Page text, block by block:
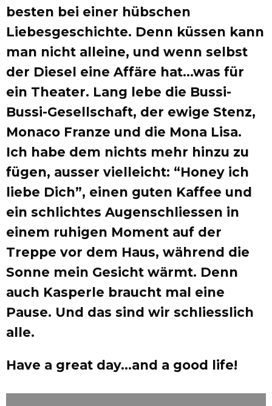
besten bei einer hübschen
Liebesgeschichte. Denn küssen kann
man nicht alleine, und wenn selbst
der Diesel eine Affäre hat…was für
ein Theater. Lang lebe die Bussi-
Bussi-Gesellschaft, der ewige Stenz,
Monaco Franze und die Mona Lisa.
Ich habe dem nichts mehr hinzu zu
fügen, ausser vielleicht: “Honey ich
liebe Dich”, einen guten Kaffee und
ein schlichtes Augenschliessen in
einem ruhigen Moment auf der
Treppe vor dem Haus, während die
Sonne mein Gesicht wärmt. Denn
auch Kasperle braucht mal eine
Pause. Und das sind wir schliesslich
alle.
Have a great day…and a good life!